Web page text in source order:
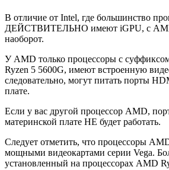
В отличие от Intel, где большинство
ДЕЙСТВИТЕЛЬНО имеют iGPU, с
наоборот.
У AMD только процессоры с
Ryzen 5 5600G, имеют встроенную
следовательно, могут питать порты
плате.
Если у вас другой процессор AMD,
материнской плате НЕ будет работать.
Следует отметить, что процессоры
мощными видеокартами серии Vega.
установленный на процессорах AMD